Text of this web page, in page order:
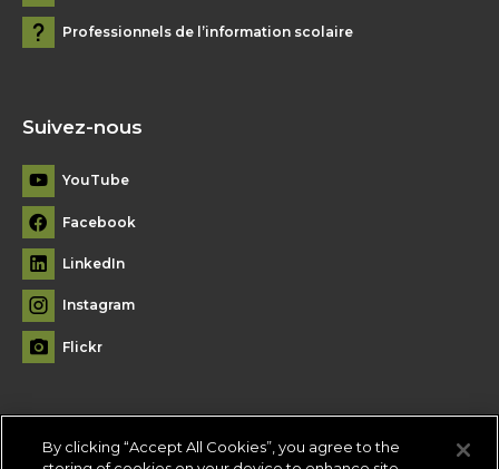
Professionnels de l’information scolaire
Suivez-nous
YouTube
Facebook
LinkedIn
Instagram
Flickr
By clicking “Accept All Cookies”, you agree to the